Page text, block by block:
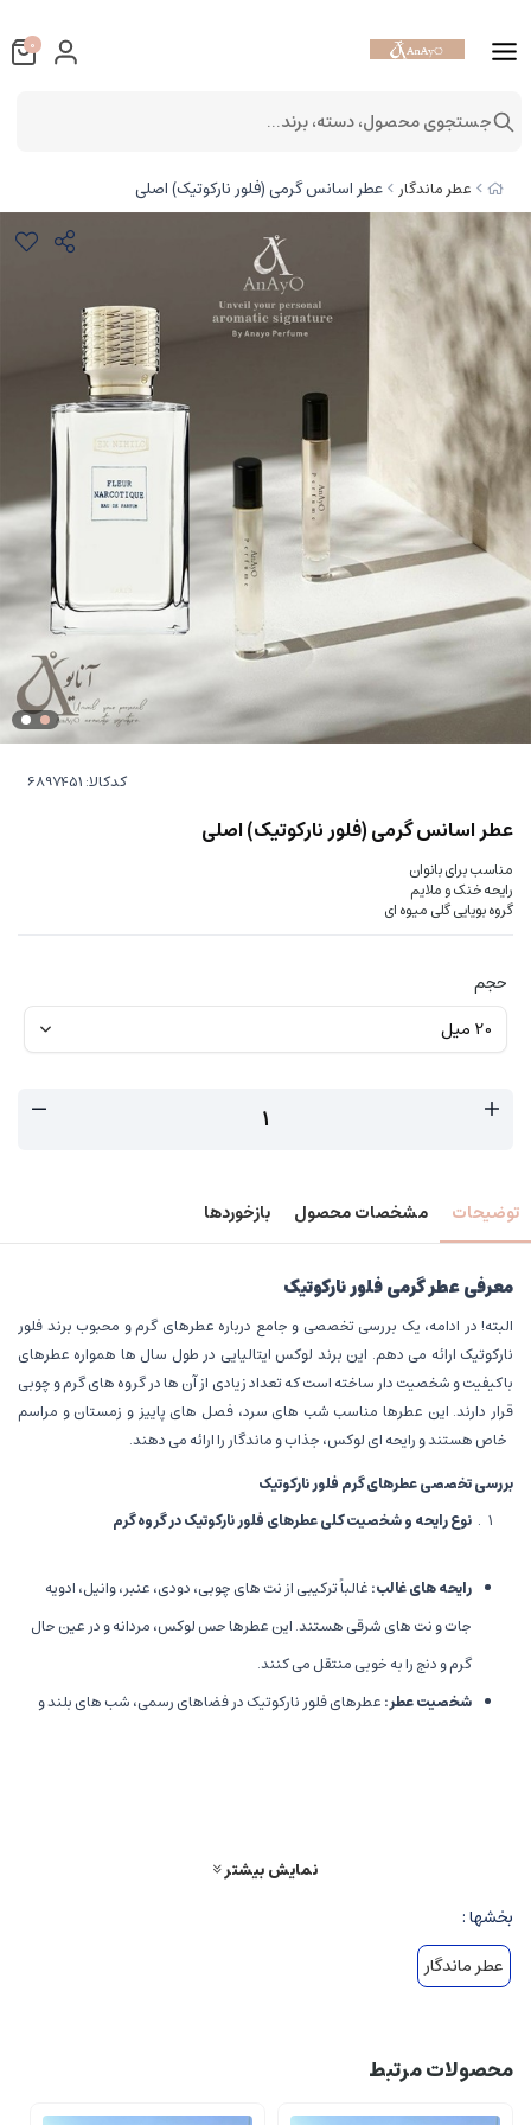
عطر ماندگار عطر اسانس گرمی (فلور نارکوتیک) اصلی
کدکالا:
عطر اسانس گرمی (فلور نارکوتیک) اصلی
مناسب برای بانوان
رایحه خنک و ملایم
گروه بویایی گلی میوه ای
حجم
توضیحات مشخصات محصول بازخوردها
معرفی عطر گرمی فلور نارکوتیک
البته! در ادامه، یک بررسی تخصصی و جامع درباره عطرهای گرم و محبوب برند فلور
نارکوتیک ارائه می دهم. این برند لوکس ایتالیایی در طول سال ها همواره عطرهای
باکیفیت و شخصیت دار ساخته است که تعداد زیادی از آن ها در گروه های گرم و چوبی
قرار دارند. این عطرها مناسب شب های سرد، فصل های پاییز و زمستان و مراسم
خاص هستند و رایحه ای لوکس، جذاب و ماندگار را ارائه می دهند.
بررسی تخصصی عطرهای گرم فلور نارکوتیک
نوع رایحه و شخصیت کلی عطرهای فلور نارکوتیک در گروه گرم
رایحه های غالب:غالباً ترکیبی از نت های چوبی، دودی، عنبر، وانیل، ادویه
جات و نت های شرقی هستند. این عطرها حس لوکس، مردانه و در عین حال
گرم و دنج را به خوبی منتقل می کنند.
شخصیت عطر:عطرهای فلور نارکوتیک در فضاهای رسمی، شب های بلند و
نت های رایحه و ساختار عطرهای گرم فلور نارکوتیک
نت های اولیه
نمایش بیشتر
بخشها :
عطر ماندگار
محصولات مرتبط
0
جستجوی محصول، دسته، برند...